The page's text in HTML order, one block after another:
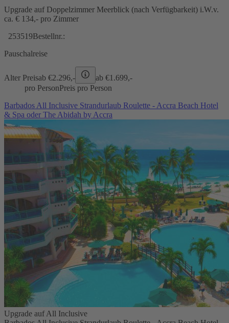
Upgrade auf Doppelzimmer Meerblick (nach Verfügbarkeit) i.W.v.
ca. € 134,- pro Zimmer
253519Bestellnr.:
Pauschalreise
Alter Preisab €2.296,- ab €1.699,-
pro PersonPreis pro Person
Barbados All Inclusive Strandurlaub Roulette - Accra Beach Hotel
& Spa oder The Abidah by Accra
Upgrade auf All Inclusive